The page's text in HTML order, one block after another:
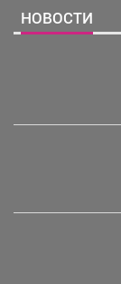
НОВОСТИ